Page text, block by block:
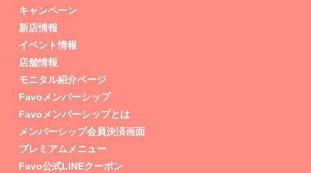
キャンペーン
新店情報
イベント情報
店舗情報
モニタル紹介ページ
Favoメンバーシップ
Favoメンバーシップとは
メンバーシップ会員決済画面
プレミアムメニュー
Favo公式LINEクーポン